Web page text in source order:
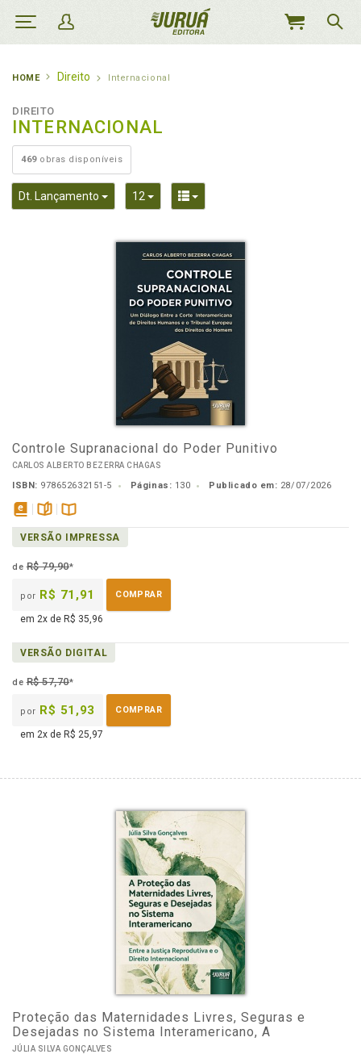
MEU
HOME Direito Internacional
DIREITO
INTERNACIONAL
469obras disponíveis
Dt. Lançamento Toggle Dropdown
12 Toggle DropdownToggle Dropdown
Controle Supranacional do Poder Punitivo
CARLOS ALBERTO BEZERRA CHAGAS
ISBN: 978652632151-5 Páginas: 130 Publicado em: 28/07/2026
disponível
em
páginasDisponível
na
VERSÃO IMPRESSA
deR$ 79,90*
por R$ 71,91 COMPRAR
em 2x de R$ 35,96
VERSÃO DIGITAL
deR$ 57,70*
por R$ 51,93 COMPRAR
em 2x de R$ 25,97
Proteção das Maternidades Livres, Seguras e
Desejadas no Sistema Interamericano, A
JÚLIA SILVA GONÇALVES